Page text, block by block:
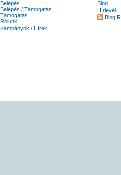
Belépés
Belépés / Támogatás
Támogatás
Rólunk
Kampányok / Hírek
Blog
Hírlevél
Blog